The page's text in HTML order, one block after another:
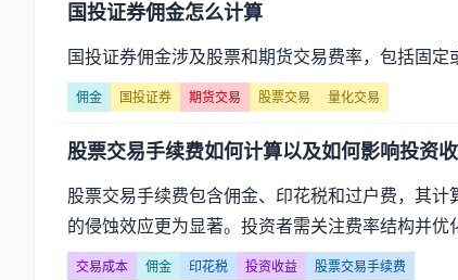
国投证券佣金怎么计算
国投证券佣金涉及股票和期货交易费率，包括固
佣金 国投证券 期货交易 股票交易 量化交易
股票交易手续费如何计算以及如何影响投资
股票交易手续费包含佣金、印花税和过户费，其
的侵蚀效应更为显著。投资者需关注费率结构并优
交易成本 佣金 印花税 投资收益 股票交易手续费